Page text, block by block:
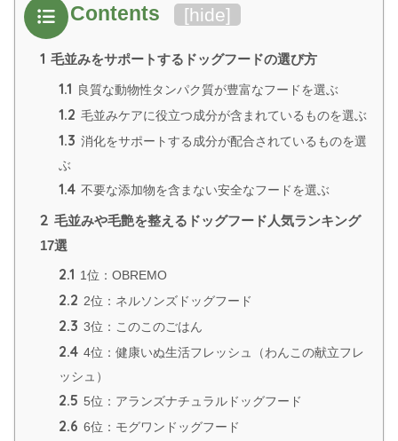
Contents [hide]
1 毛並みをサポートするドッグフードの選び方
1.1 良質な動物性タンパク質が豊富なフードを選ぶ
1.2 毛並みケアに役立つ成分が含まれているものを選ぶ
1.3 消化をサポートする成分が配合されているものを選
ぶ
1.4 不要な添加物を含まない安全なフードを選ぶ
2 毛並みや毛艶を整えるドッグフード人気ランキング
17選
2.1 1位：OBREMO
2.2 2位：ネルソンズドッグフード
2.3 3位：このこのごはん
2.4 4位：健康いぬ生活フレッシュ（わんこの献立フレ
ッシュ）
2.5 5位：アランズナチュラルドッグフード
2.6 6位：モグワンドッグフード